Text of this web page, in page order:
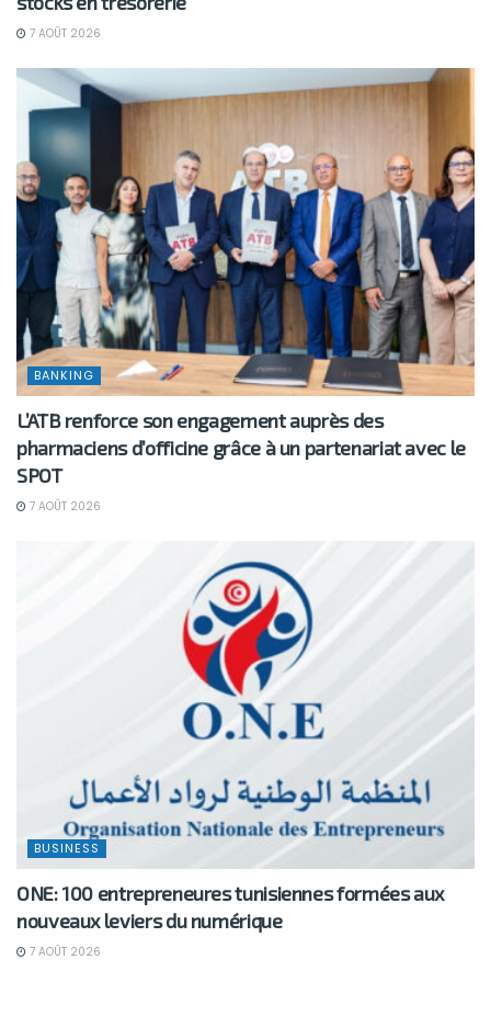
7 AOÛT 2026
BANKING
L’ATB renforce son engagement auprès des
pharmaciens d’officine grâce à un partenariat avec le
SPOT
7 AOÛT 2026
BUSINESS
ONE: 100 entrepreneures tunisiennes formées aux
nouveaux leviers du numérique
7 AOÛT 2026